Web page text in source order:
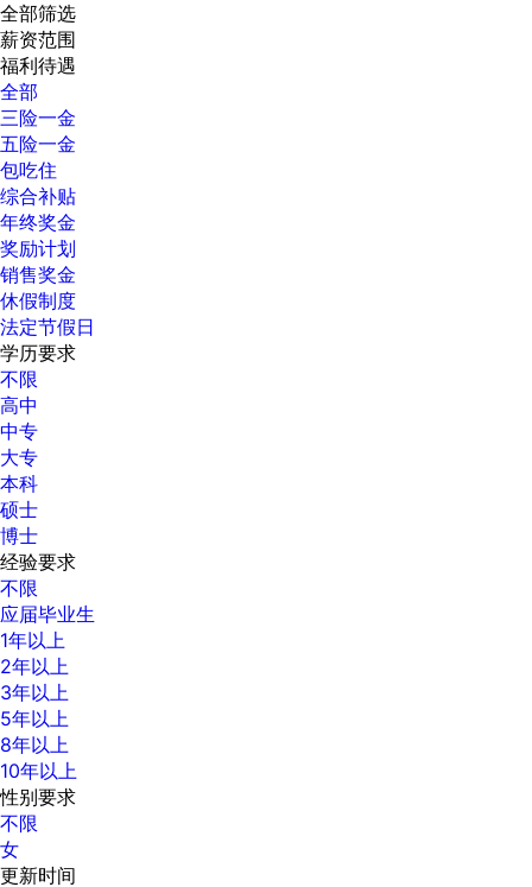
全部筛选
薪资范围
福利待遇
全部
三险一金
五险一金
包吃住
综合补贴
年终奖金
奖励计划
销售奖金
休假制度
法定节假日
学历要求
不限
高中
中专
大专
本科
硕士
博士
经验要求
不限
应届毕业生
1年以上
2年以上
3年以上
5年以上
8年以上
10年以上
性别要求
不限
女
更新时间